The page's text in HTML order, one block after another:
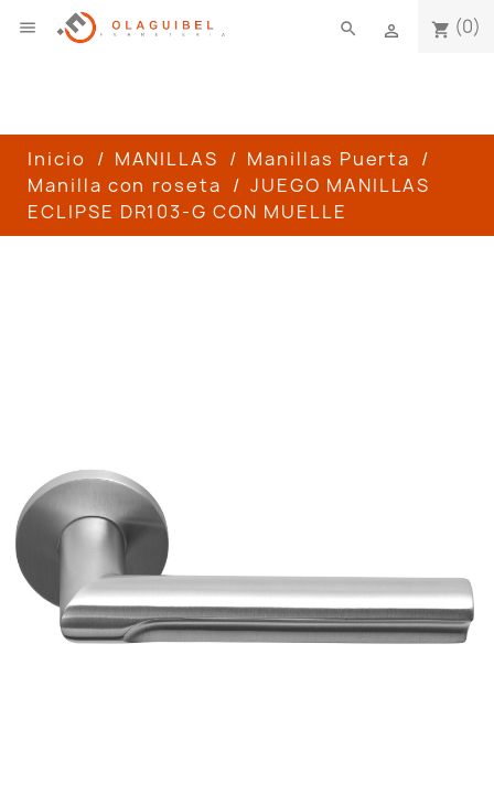
 shopping_cart (0)

search
Inicio MANILLAS
Manillas Puerta
Manilla con roseta
JUEGO MANILLAS
ECLIPSE DR103-G CON MUELLE